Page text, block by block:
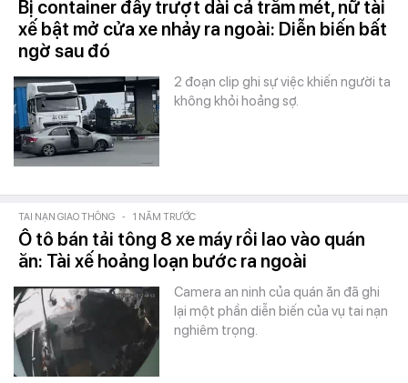
Bị container đẩy trượt dài cả trăm mét, nữ tài
xế bật mở cửa xe nhảy ra ngoài: Diễn biến bất
ngờ sau đó
2 đoạn clip ghi sự việc khiến người ta
không khỏi hoảng sợ.
TAI NẠN GIAO THÔNG - 1 NĂM TRƯỚC
Ô tô bán tải tông 8 xe máy rồi lao vào quán
ăn: Tài xế hoảng loạn bước ra ngoài
Camera an ninh của quán ăn đã ghi
lại một phần diễn biến của vụ tai nạn
nghiêm trọng.